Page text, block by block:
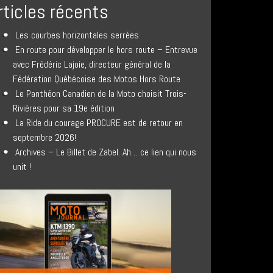
récents
Les courbes horizontales serrées
En route pour développer le hors route – Entrevue
avec Frédéric Lajoie, directeur général de la
Fédération Québécoise des Motos Hors Route
Le Panthéon Canadien de la Moto choisit Trois-
Rivières pour sa 19e édition
La Ride du courage PROCURE est de retour en
septembre 2026!
Archives – Le Billet de Zabel. Ah… ce lien qui nous
unit !